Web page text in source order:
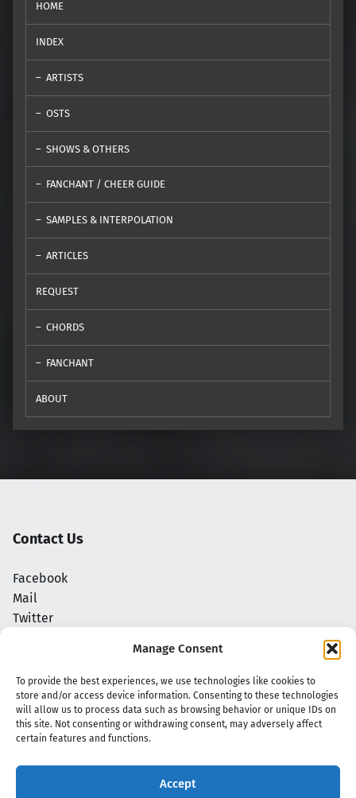
Manage Consent
To provide the best experiences, we use technologies like cookies to
store and/or access device information. Consenting to these technologies
will allow us to process data such as browsing behavior or unique IDs on
this site. Not consenting or withdrawing consent, may adversely affect
certain features and functions.
Accept
HOME
INDEX
ARTISTS
OSTS
SHOWS & OTHERS
FANCHANT / CHEER GUIDE
SAMPLES & INTERPOLATION
ARTICLES
REQUEST
CHORDS
FANCHANT
ABOUT
Contact Us
Facebook
Mail
Twitter
Privacy Policy